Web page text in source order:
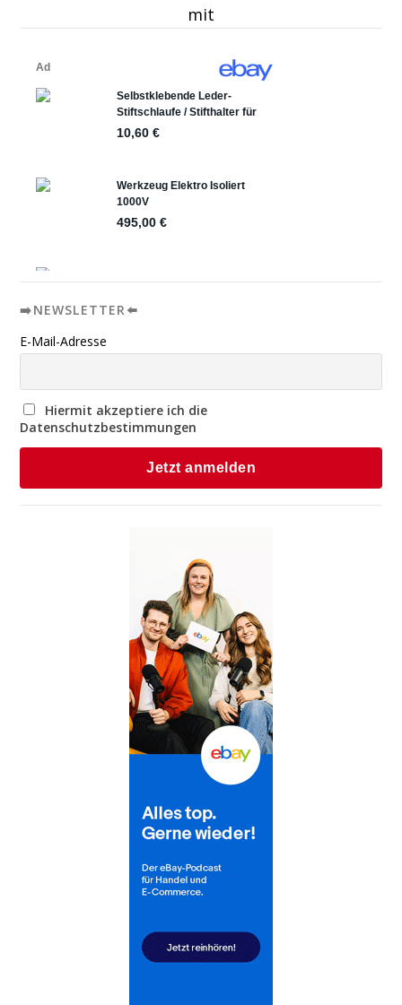
mit
➡️NEWSLETTER⬅️
E-Mail-Adresse
Hiermit akzeptiere ich die
Datenschutzbestimmungen